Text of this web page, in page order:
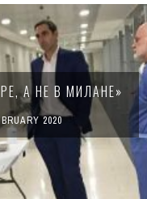
А НЕ В МИЛАНЕ»
2020